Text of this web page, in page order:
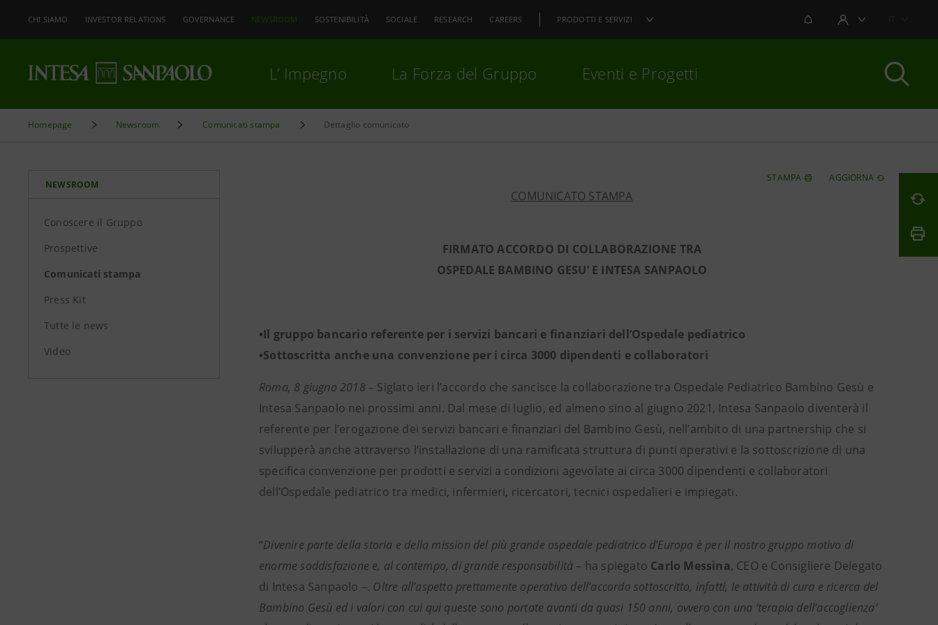
CHI SIAMO INVESTOR RELATIONS GOVERNANCE NEWSROOM SOSTENIBILITÀ SOCIALE RESEARCH CAREERS PRODOTTI E SERVIZI NOTIFICHEAREA UTENTE
L’ Impegno La Forza del Gruppo Eventi e Progetti
Homepage Newsroom Comunicati stampa Dettaglio comunicato
NEWSROOM
Conoscere il Gruppo
Prospettive
Comunicati stampa
Press Kit
Tutte le news
Video
STAMPA AGGIORNA
COMUNICATO STAMPA
FIRMATO ACCORDO DI COLLABORAZIONE TRA
OSPEDALE BAMBINO GESU’ E INTESA SANPAOLO
•Il gruppo bancario referente per i servizi bancari e finanziari dell’Ospedale pediatrico
•Sottoscritta anche una convenzione per i circa 3000 dipendenti e collaboratori
Roma, 8 giugno 2018– Siglato ieri l’accordo che sancisce la collaborazione tra Ospedale Pediatrico Bambino Gesù e
Intesa Sanpaolo nei prossimi anni. Dal mese di luglio, ed almeno sino al giugno 2021, Intesa Sanpaolo diventerà il
referente per l’erogazione dei servizi bancari e finanziari del Bambino Gesù, nell’ambito di una partnership che si
svilupperà anche attraverso l’installazione di una ramificata struttura di punti operativi e la sottoscrizione di una
specifica convenzione per prodotti e servizi a condizioni agevolate ai circa 3000 dipendenti e collaboratori
dell’Ospedale pediatrico tra medici, infermieri, ricercatori, tecnici ospedalieri e impiegati.
“Divenire parte della storia e della mission del più grande ospedale pediatrico d’Europa è per il nostro gruppo motivo di
enorme soddisfazione e, al contempo, di grande responsabilità – ha spiegato Carlo Messina, CEO e Consigliere Delegato
di Intesa Sanpaolo –. Oltre all’aspetto prettamente operativo dell’accordo sottoscritto, infatti, le attività di cura e ricerca del
Bambino Gesù ed i valori con cui qui queste sono portate avanti da quasi 150 anni, ovvero con una ‘terapia dell’accoglienza’